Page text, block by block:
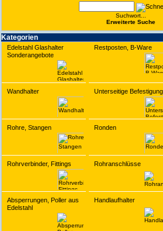
Suchwort...
Erwei­terte Suche
Kate­gorien
Edelstahl Glashalter
Sonderangebote
Restposten, B-Ware
Wandhalter Unterseitige Befestigung
Rohre, Stangen Ronden
Rohrverbinder, Fittings Rohranschlüsse
Absperrungen, Poller aus
Edelstahl
Handlaufhalter